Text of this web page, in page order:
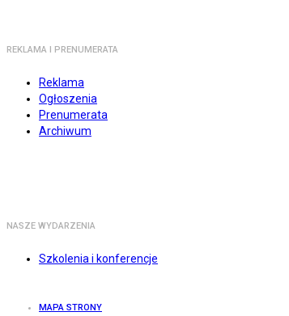
REKLAMA I PRENUMERATA
Reklama
Ogłoszenia
Prenumerata
Archiwum
NASZE WYDARZENIA
Szkolenia i konferencje
MAPA STRONY